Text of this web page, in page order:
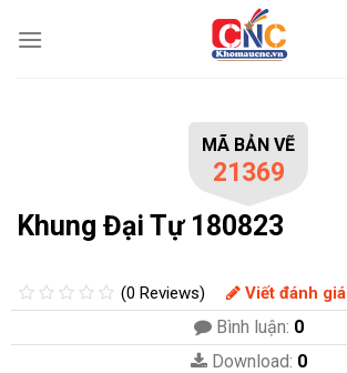
MÃ BẢN VẼ
21369
Khung Đại Tự 180823
(0 Reviews) Viết đánh giá
Bình luận: 0
Download: 0